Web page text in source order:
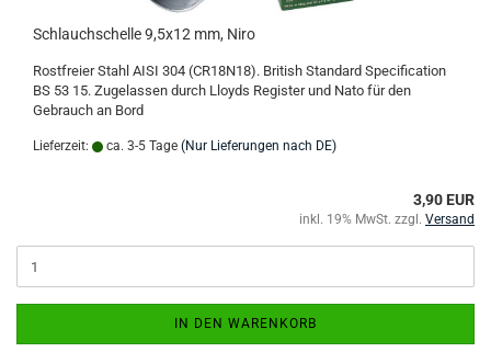
Schlauchschelle 9,5x12 mm, Niro
Rostfreier Stahl AISI 304 (CR18N18). British Standard Specification
BS 53 15. Zugelassen durch Lloyds Register und Nato für den
Gebrauch an Bord
Lieferzeit: ca. 3-5 Tage (Nur Lieferungen nach DE)
3,90 EUR
inkl. 19% MwSt. zzgl. Versand
IN DEN WARENKORB